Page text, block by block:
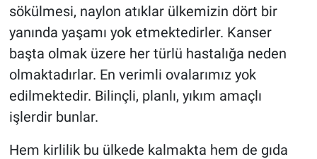
sökülmesi, naylon atıklar ülkemizin dört bir
yanında yaşamı yok etmektedirler. Kanser
başta olmak üzere her türlü hastalığa neden
olmaktadırlar. En verimli ovalarımız yok
edilmektedir. Bilinçli, planlı, yıkım amaçlı
işlerdir bunlar.
Hem kirlilik bu ülkede kalmakta hem de gıda